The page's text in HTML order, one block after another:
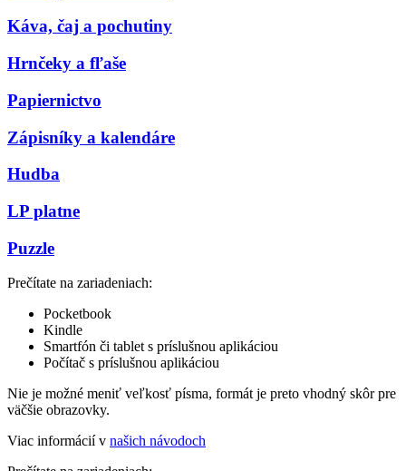
Káva, čaj a pochutiny
Hrnčeky a fľaše
Papiernictvo
Zápisníky a kalendáre
Hudba
LP platne
Puzzle
Prečítate na zariadeniach:
Pocketbook
Kindle
Smartfón či tablet s príslušnou aplikáciou
Počítač s príslušnou aplikáciou
Nie je možné meniť veľkosť písma, formát je preto vhodný skôr pre
väčšie obrazovky.
Viac informácií v našich návodoch